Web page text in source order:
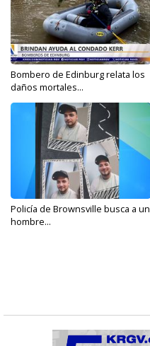
Bombero de Edinburg relata los
daños mortales...
Policía de Brownsville busca a un
hombre...